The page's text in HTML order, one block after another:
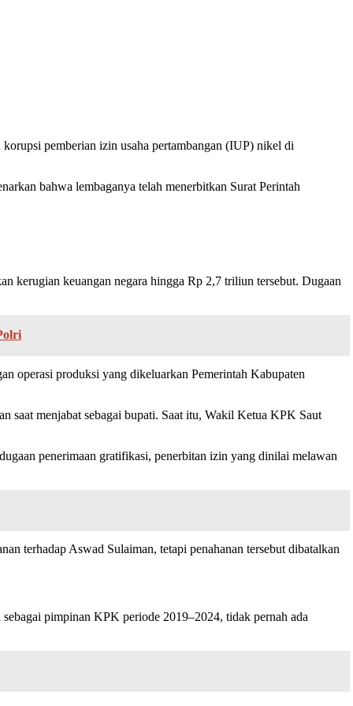
pemberian izin usaha pertambangan (IUP) nikel di
bahwa lembaganya telah menerbitkan Surat Perintah
kerugian keuangan negara hingga Rp 2,7 triliun tersebut. Dugaan
operasi produksi yang dikeluarkan Pemerintah Kabupaten
saat menjabat sebagai bupati. Saat itu, Wakil Ketua KPK Saut
penerimaan gratifikasi, penerbitan izin yang dinilai melawan
terhadap Aswad Sulaiman, tetapi penahanan tersebut dibatalkan
pimpinan KPK periode 2019–2024, tidak pernah ada